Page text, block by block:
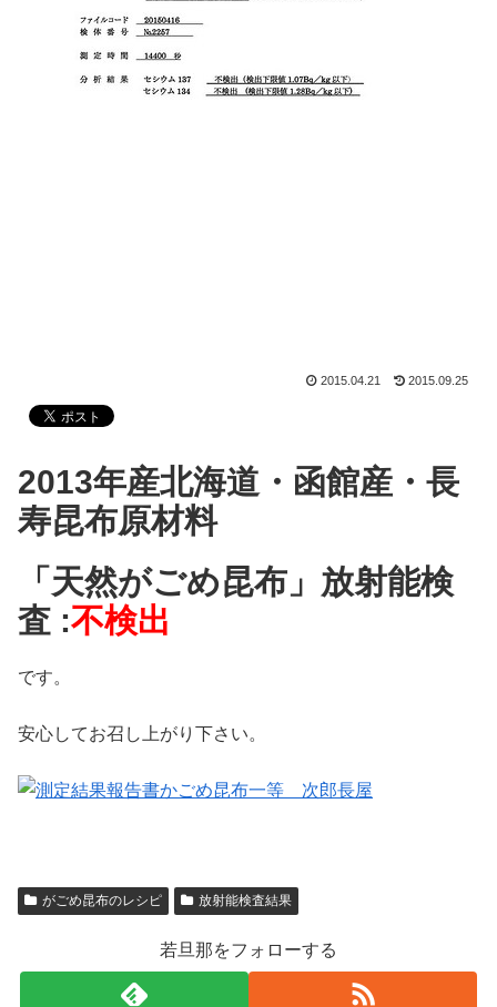
2015.04.21 2015.09.25
2013年産北海道・函館産・長
寿昆布原材料
「天然がごめ昆布」放射能検
査 :不検出
です。
安心してお召し上がり下さい。
がごめ昆布のレシピ 放射能検査結果
若旦那をフォローする